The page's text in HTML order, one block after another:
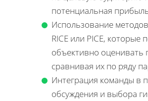
потенциальная
Использование
RICE или PICE, которые
объективно оценивать
сравнивая их по ряду
Интеграция команды в
обсуждения и выбора